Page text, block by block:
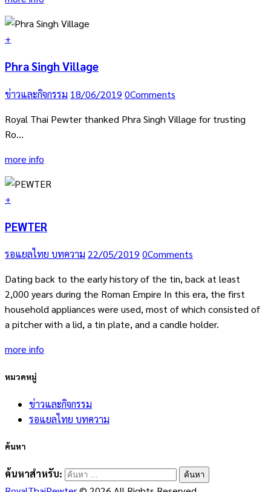
+
Phra Singh Village
ข่าวและกิจกรรม 18/06/2019 0Comments
Royal Thai Pewter thanked Phra Singh Village for trusting
Ro…
more info
+
PEWTER
รอแยลไทย บทความ 22/05/2019 0Comments
Dating back to the early history of the tin, back at least
2,000 years during the Roman Empire In this era, the first
household appliances were used, most of which consisted of
a pitcher with a lid, a tin plate, and a candle holder.
more info
หมวดหมู่
ข่าวและกิจกรรม
รอแยลไทย บทความ
ค้นหา
ค้นหาสำหรับ: